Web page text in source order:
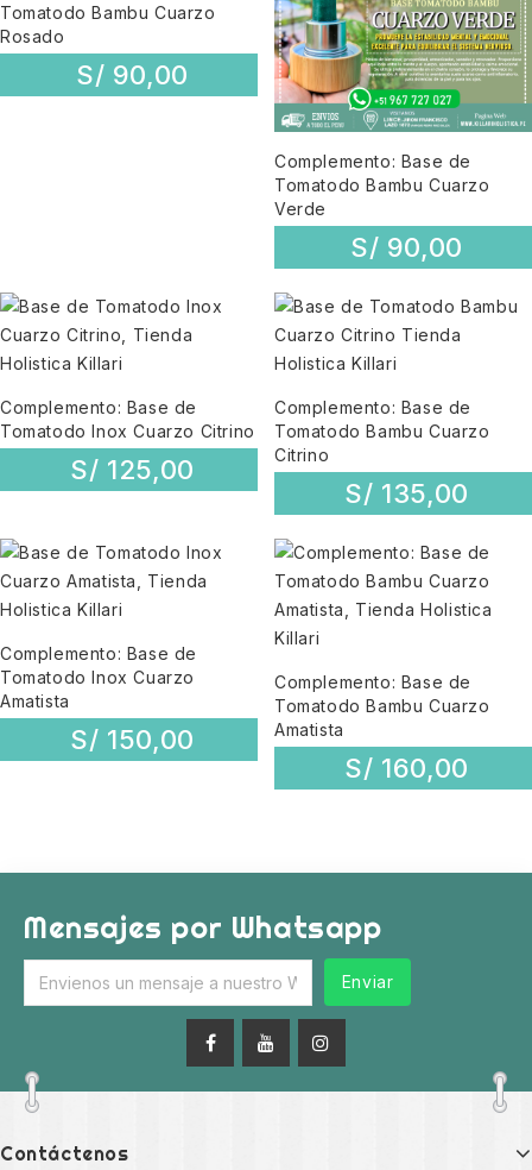
Tomatodo Bambu Cuarzo
Rosado
S/ 90,00
Complemento: Base de
Tomatodo Bambu Cuarzo
Verde
S/ 90,00
Complemento: Base de
Tomatodo Inox Cuarzo Citrino
S/ 125,00
Complemento: Base de
Tomatodo Bambu Cuarzo
Citrino
S/ 135,00
Complemento: Base de
Tomatodo Inox Cuarzo
Amatista
S/ 150,00
Complemento: Base de
Tomatodo Bambu Cuarzo
Amatista
S/ 160,00
Mensajes por Whatsapp
Enviar
Contáctenos